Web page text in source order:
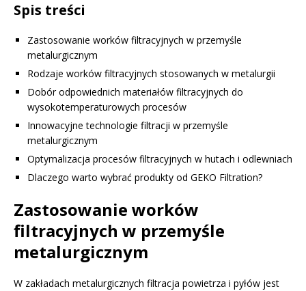
Spis treści
Zastosowanie worków filtracyjnych w przemyśle
metalurgicznym
Rodzaje worków filtracyjnych stosowanych w metalurgii
Dobór odpowiednich materiałów filtracyjnych do
wysokotemperaturowych procesów
Innowacyjne technologie filtracji w przemyśle
metalurgicznym
Optymalizacja procesów filtracyjnych w hutach i odlewniach
Dlaczego warto wybrać produkty od GEKO Filtration?
Zastosowanie worków
filtracyjnych w przemyśle
metalurgicznym
W zakładach metalurgicznych filtracja powietrza i pyłów jest